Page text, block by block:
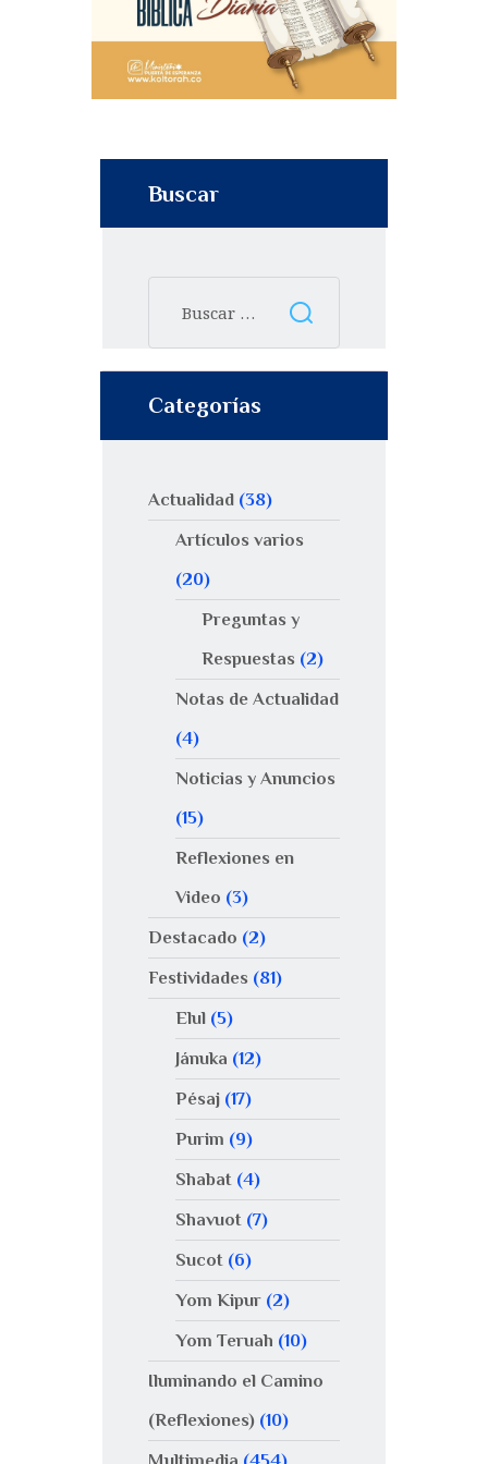
Buscar
Categorías
Actualidad (38)
Artículos varios
(20)
Preguntas y
Respuestas (2)
Notas de Actualidad
(4)
Noticias y Anuncios
(15)
Reflexiones en
Video (3)
Destacado (2)
Festividades (81)
Elul(5)
Jánuka (12)
Pésaj(17)
Purim (9)
Shabat(4)
Shavuot(7)
Sucot(6)
Yom Kipur(2)
Yom Teruah (10)
Iluminando el Camino
(Reflexiones) (10)